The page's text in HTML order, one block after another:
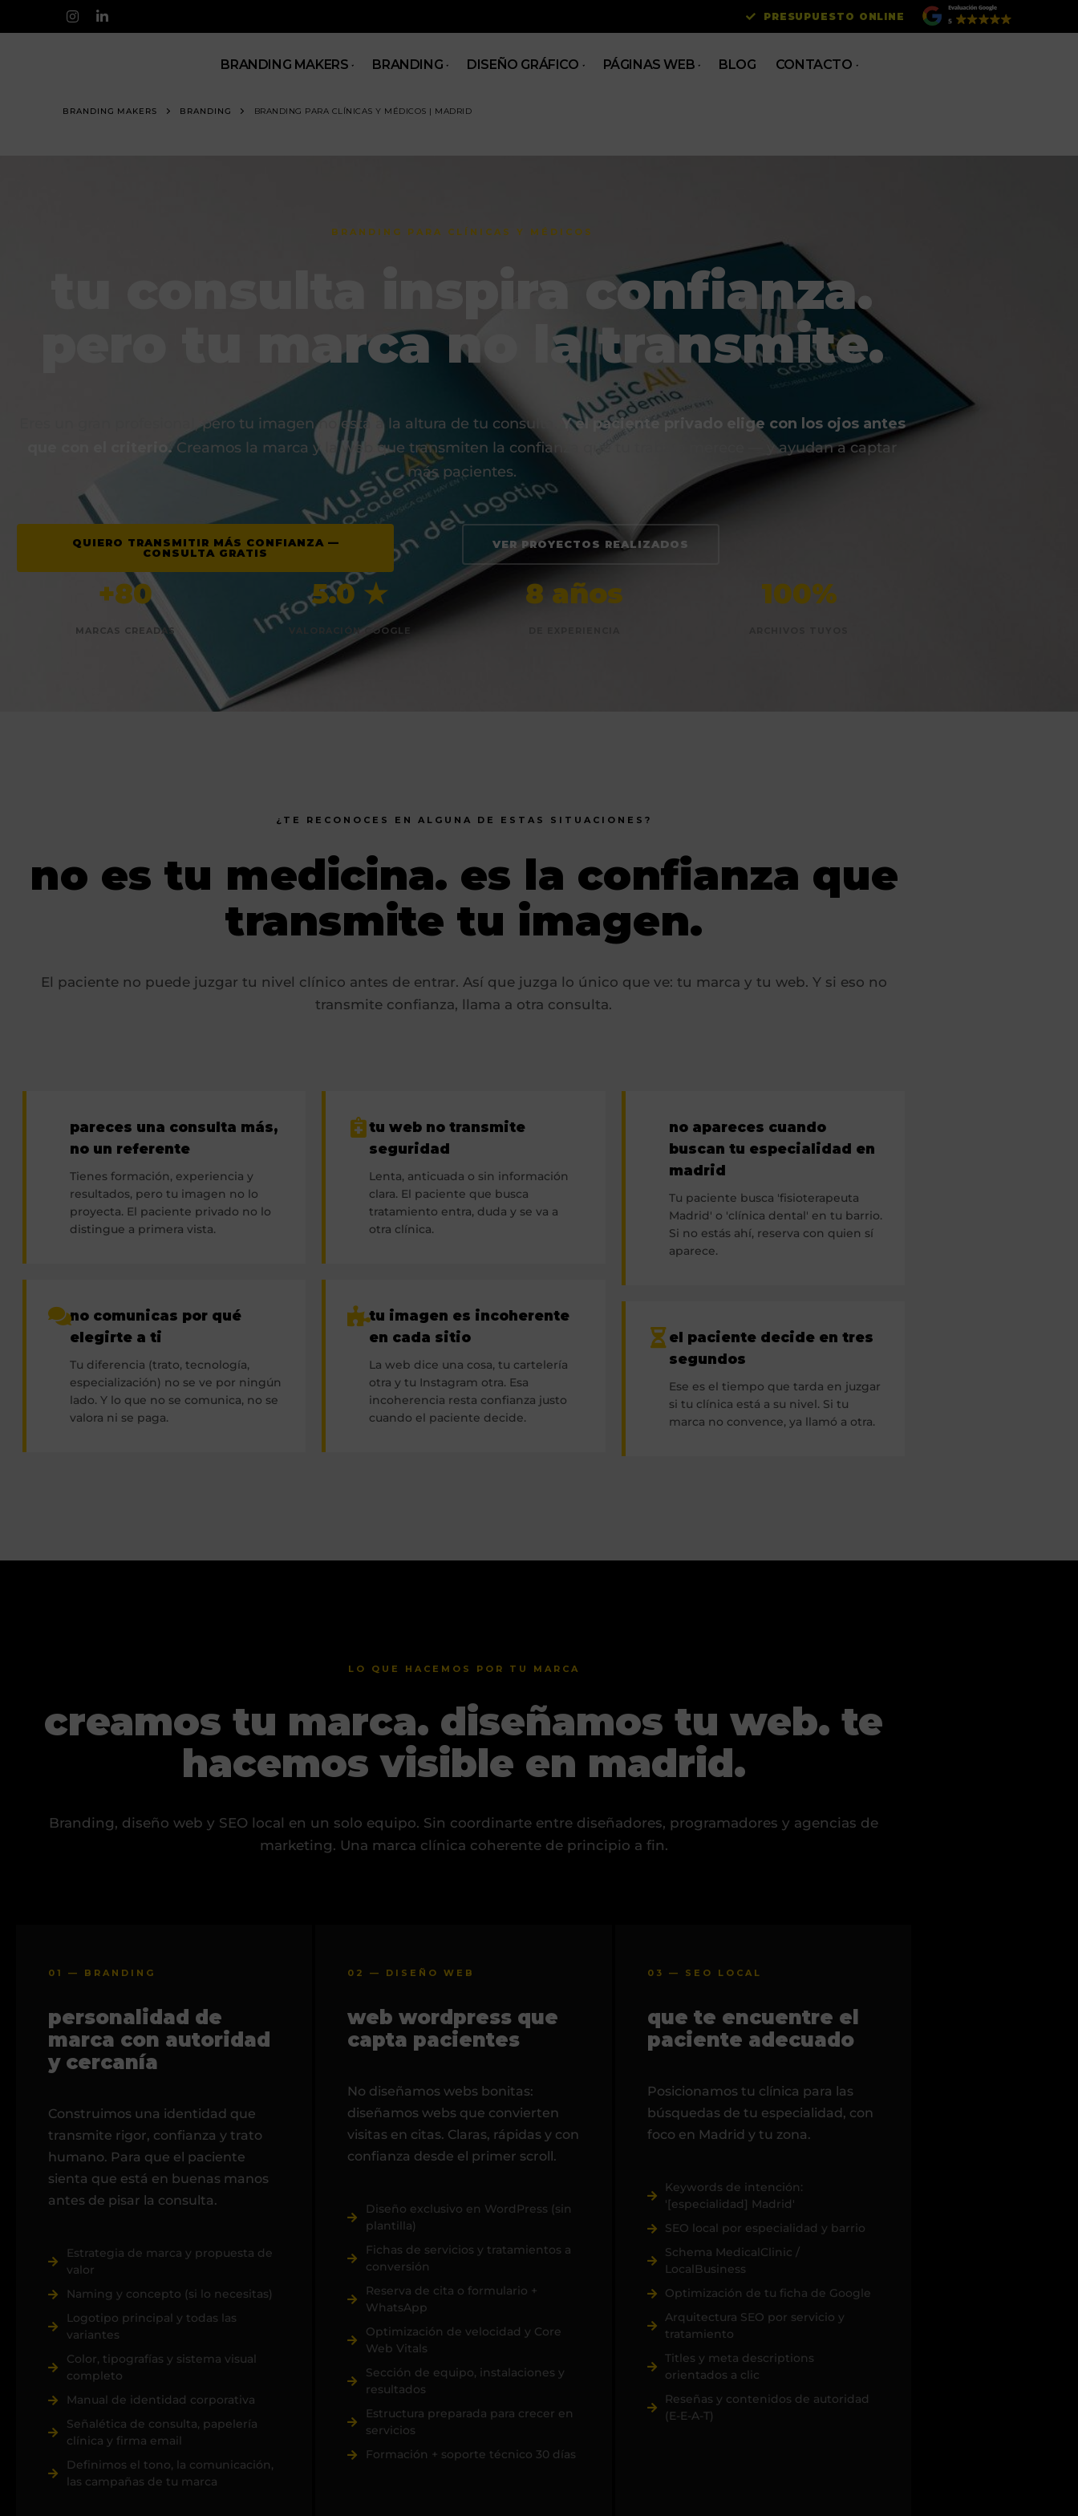
PRESUPUESTO ONLINE
BRANDING MAKERS BRANDING DISEÑO GRÁFICO PÁGINAS WEB BLOG CONTACTO
BRANDING MAKERS BRANDING BRANDING PARA CLÍNICAS Y MÉDICOS | MADRID
BRANDING PARA CLÍNICAS Y MÉDICOS
tu consulta inspira confianza.
pero tu marca no la transmite.
Eres un gran profesional, pero tu imagen no está a la altura de tu consulta.
Y el paciente privado elige con los ojos antes
que con el criterio.Creamos la marca y la web que transmiten la confianza que tu trabajo merece — y ayudan a captar
más pacientes.
QUIERO TRANSMITIR MÁS CONFIANZA —
CONSULTA GRATIS
VER PROYECTOS REALIZADOS
+80
MARCAS CREADAS
5.0 ★
VALORACIÓN GOOGLE
8 años 100%
¿TE RECONOCES EN ALGUNA DE ESTAS SITUACIONES?
no es tu medicina. es la confianza que
transmite tu imagen.
El paciente no puede juzgar tu nivel clínico antes de entrar. Así que juzga lo único que ve: tu marca y tu web. Y si eso no
transmite confianza, llama a otra consulta.
pareces una consulta más,
no un referente
Tienes formación, experiencia y
resultados, pero tu imagen no lo
proyecta. El paciente privado no lo
distingue a primera vista.
no comunicas por qué
elegirte a ti
Tu diferencia (trato, tecnología,
especialización) no se ve por ningún
lado. Y lo que no se comunica, no se
valora ni se paga.
tu web no transmite
seguridad
Lenta, anticuada o sin información
clara. El paciente que busca
tratamiento entra, duda y se va a
otra clínica.
tu imagen es incoherente
en cada sitio
La web dice una cosa, tu cartelería
otra y tu Instagram otra. Esa
incoherencia resta confianza justo
cuando el paciente decide.
no apareces cuando
buscan tu especialidad en
madrid
Tu paciente busca 'fisioterapeuta
Madrid' o 'clínica dental' en tu barrio.
Si no estás ahí, reserva con quien sí
aparece.
el paciente decide en tres
segundos
Ese es el tiempo que tarda en juzgar
si tu clínica está a su nivel. Si tu
marca no convence, ya llamó a otra.
LO QUE HACEMOS POR TU MARCA
creamos tu marca. diseñamos tu web. te
hacemos visible en madrid.
Branding, diseño web y SEO local en un solo equipo. Sin coordinarte entre diseñadores, programadores y agencias de
marketing. Una marca clínica coherente de principio a fin.
01 — BRANDING
personalidad de
marca con autoridad
y cercanía
Construimos una identidad que
transmite rigor, confianza y trato
humano. Para que el paciente
sienta que está en buenas manos
antes de pisar la consulta.
Estrategia de marca y propuesta de
valor
Naming y concepto (si lo necesitas)
Logotipo principal y todas las
variantes
Color, tipografías y sistema visual
completo
Manual de identidad corporativa
Señalética de consulta, papelería
clínica y firma email
Definimos el tono, la comunicación,
las campañas de tu marca
02 — DISEÑO WEB
web wordpress que
capta pacientes
No diseñamos webs bonitas:
diseñamos webs que convierten
visitas en citas. Claras, rápidas y con
confianza desde el primer scroll.
Diseño exclusivo en WordPress (sin
plantilla)
Fichas de servicios y tratamientos a
conversión
Reserva de cita o formulario +
WhatsApp
Optimización de velocidad y Core
Web Vitals
Sección de equipo, instalaciones y
resultados
Estructura preparada para crecer en
servicios
Formación + soporte técnico 30 días
03 — SEO LOCAL
que te encuentre el
paciente adecuado
Posicionamos tu clínica para las
búsquedas de tu especialidad, con
foco en Madrid y tu zona.
Keywords de intención:
'[especialidad] Madrid'
SEO local por especialidad y barrio
Schema MedicalClinic /
LocalBusiness
Optimización de tu ficha de Google
Arquitectura SEO por servicio y
tratamiento
Titles y meta descriptions
orientados a clic
Reseñas y contenidos de autoridad
(E-E-A-T)